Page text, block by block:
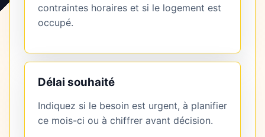
contraintes horaires et si le logement est
occupé.
Délai souhaité
Indiquez si le besoin est urgent, à planifier
ce mois-ci ou à chiffrer avant décision.